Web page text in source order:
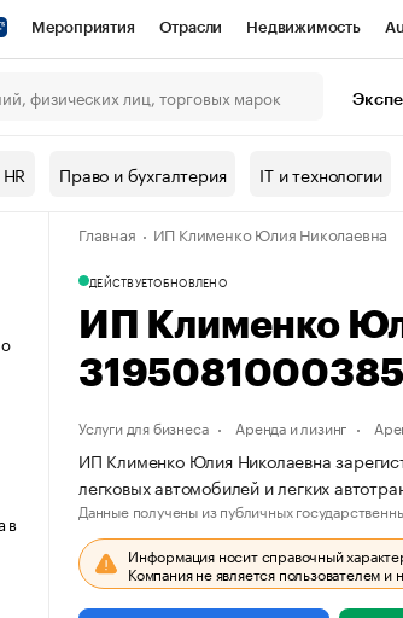
Мероприятия Отрасли Недвижимость
СПб Спецпроекты Проверка контрагентов
Рынок наличной валюты
Право и бухгалтерия IT и технологии
в
Главная ИП Клименко Юлия Николаевна
ДЕЙСТВУЕТОБНОВЛЕНО
ИП Клименко
Услуги для бизнеса Аренда и лизинг
ИП Клименко Юлия Николаевна
легковых автомобилей и легких
Данные получены из публичных
Информация носит справочный
Компания не является пользователем